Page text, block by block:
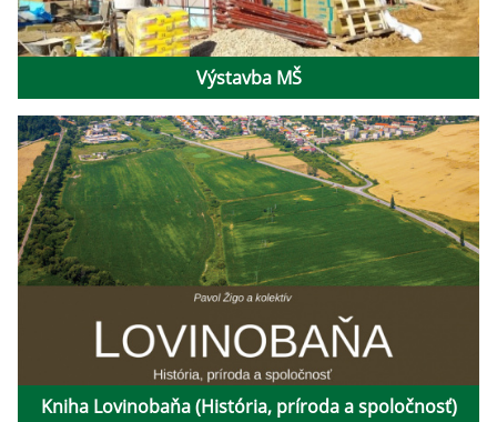
Výstavba MŠ
Kniha Lovinobaňa (História, príroda a spoločnosť)